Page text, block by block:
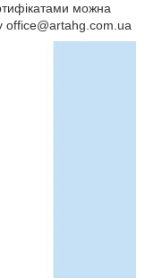
можна
office@artahg.com.ua